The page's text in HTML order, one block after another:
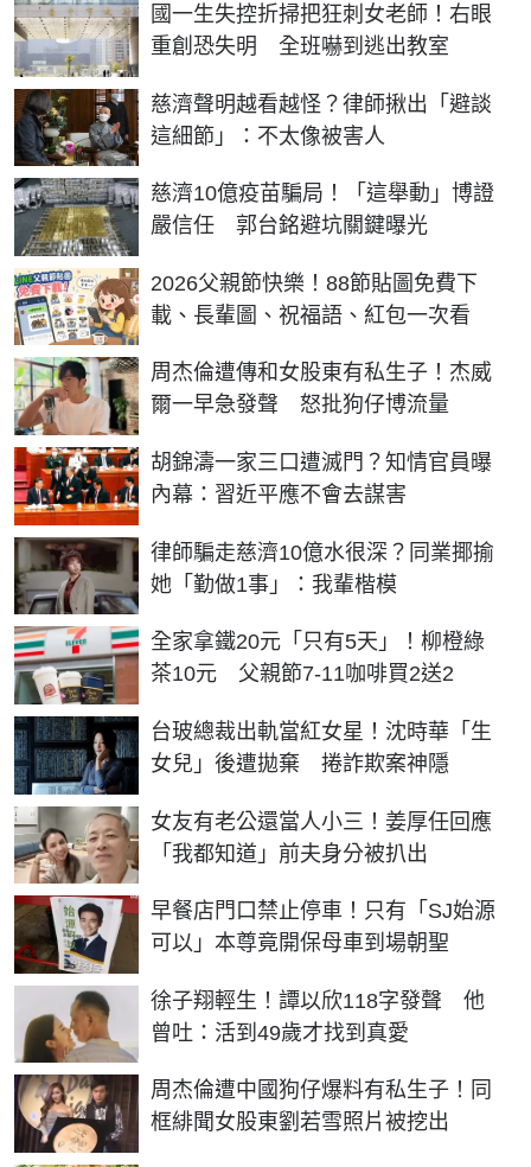
國一生失控折掃把狂刺女老師！右眼
重創恐失明 全班嚇到逃出教室
慈濟聲明越看越怪？律師揪出「避談
這細節」：不太像被害人
慈濟10億疫苗騙局！「這舉動」博證
嚴信任 郭台銘避坑關鍵曝光
2026父親節快樂！88節貼圖免費下
載、長輩圖、祝福語、紅包一次看
周杰倫遭傳和女股東有私生子！杰威
爾一早急發聲 怒批狗仔博流量
胡錦濤一家三口遭滅門？知情官員曝
內幕：習近平應不會去謀害
律師騙走慈濟10億水很深？同業揶揄
她「勤做1事」：我輩楷模
全家拿鐵20元「只有5天」！柳橙綠
茶10元 父親節7-11咖啡買2送2
台玻總裁出軌當紅女星！沈時華「生
女兒」後遭拋棄 捲詐欺案神隱
女友有老公還當人小三！姜厚任回應
「我都知道」前夫身分被扒出
早餐店門口禁止停車！只有「SJ始源
可以」本尊竟開保母車到場朝聖
徐子翔輕生！譚以欣118字發聲 他
曾吐：活到49歲才找到真愛
周杰倫遭中國狗仔爆料有私生子！同
框緋聞女股東劉若雪照片被挖出